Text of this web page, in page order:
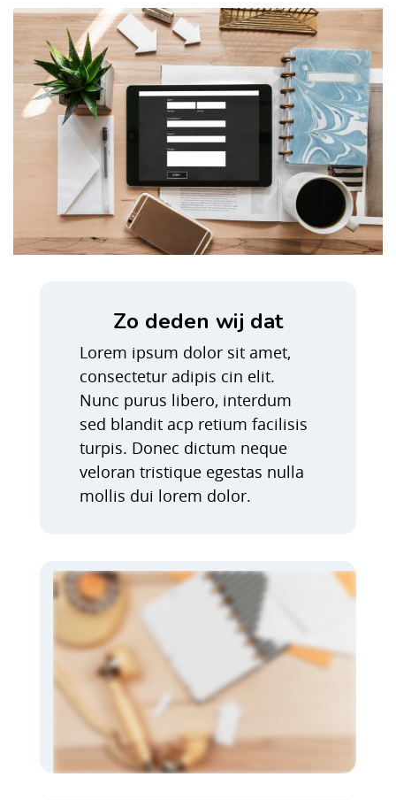
Zo deden wij dat
Lorem ipsum dolor sit amet,
consectetur adipis cin elit.
Nunc purus libero, interdum
sed blandit acp retium facilisis
turpis. Donec dictum neque
veloran tristique egestas nulla
mollis dui lorem dolor.